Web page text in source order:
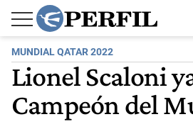
MUNDIAL QATAR 2022
Lionel Scaloni
Campeón del